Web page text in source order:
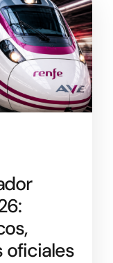
oficiales